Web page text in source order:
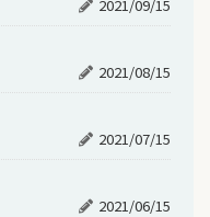
2021/09/15
2021/08/15
2021/07/15
2021/06/15